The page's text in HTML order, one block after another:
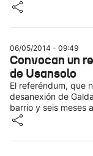
06/05/2014 - 09:49
Convocan un
de Usansolo
El referéndum, que
desanexión de
barrio y seis meses